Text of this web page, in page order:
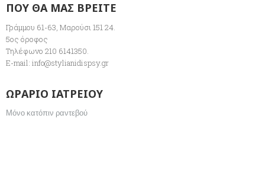
ΠΟΥ ΘΑ ΜΑΣ ΒΡΕΙΤΕ
Γράμμου 61-63, Μαρούσι 151 24.
5ος όροφος
Τηλέφωνο 210 6141350.
E-mail: info@stylianidispsy.gr
ΩΡΑΡΙΟ ΙΑΤΡΕΙΟΥ
Μόνο κατόπιν ραντεβού